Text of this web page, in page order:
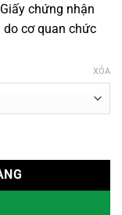
chứng nhận
do cơ quan chức
XÓA